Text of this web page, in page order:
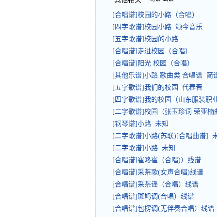
[合唱谱]校园的小路（合唱）
[四字歌谱]校园小路 颂今音乐
[五字歌谱]校园的小路
[合唱谱]走进校园（合唱）
[合唱谱]阳光 校园（合唱）
[其他乐谱]小路 歌曲类 合唱谱 简
[五字歌谱]我们的校园 代春晋
[四字歌谱]我的校园（山东服装职
[二字歌谱]校园（张玉珍词 荣亚楠
[钢琴谱]小路 未知
[二字歌谱]小路(苏联)[合唱曲谱]
[二字歌谱]小路 未知
[合唱谱]崔咚崔（合唱)）线谱
[合唱谱]采茶歌(女声合唱)线谱
[合唱谱]采茶谣（合唱）线谱
[合唱谱]斑鸠调(合唱）线谱
[合唱谱]包楞调(无伴奏合唱）线谱